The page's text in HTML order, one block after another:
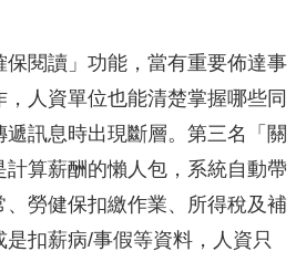
閱讀」功能，當有重要佈達事
人資單位也能清楚掌握哪些同
訊息時出現斷層。第三名「關
算薪酬的懶人包，系統自動帶
、勞健保扣繳作業、所得稅及補
扣薪病/事假等資料，人資只